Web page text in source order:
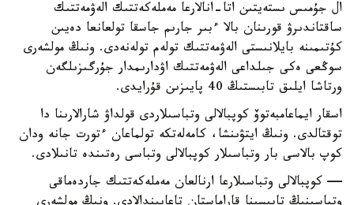
ال جۇمىس ىستەيتىن اتا-انالارعا مەملەكەتتىك الەۋمەتتىك
ساقتاندىرۋ قورىنان بالا ءبىر جارىم جاسقا تولعانعا دەيىن
كۇتىمىنە بايلانىستى الەۋمەتتىك تولەم تولەنەدى. ونىڭ مولشەرى
سوڭعى ەكى جىلداعى الەۋمەتتىك اۋدارىمدار جۇرگىزىلگەن
ورتاشا ايلىق تابىستىڭ 40 پايىزىن قۇرايدى.
اسقار ايماعامبەتوۆ كوپبالالى وتباسىلاردى قولداۋ شارالارىنا دا
توقتالدى. ونىڭ ايتۋىنشا، كامەلەتكە تولماعان ءتورت جانە ودان
كوپ بالاسى بار وتباسىلار كوپبالالى وتباسى رەتىندە تانىلادى.
— كوپبالالى وتباسىلارعا ارنالعان مەملەكەتتىك جاردەماقى